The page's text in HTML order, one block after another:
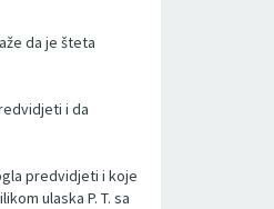
da je šteta
i da
predvidjeti i koje
ulaska P. T. sa